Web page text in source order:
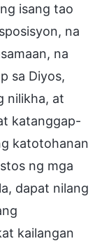
isang tao
na
na
sa Diyos,
nilikha, at
katanggap-
katotohanan
ng mga
dapat nilang
kailangan